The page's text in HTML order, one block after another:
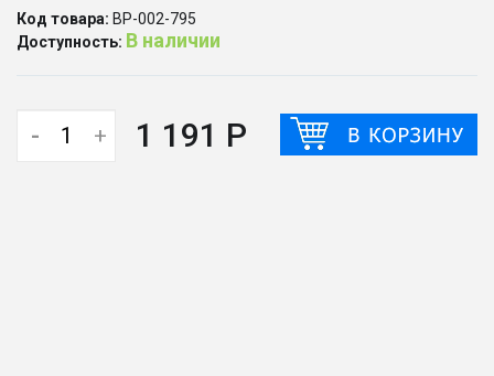
Код товара: ВР-002-795
Доступность: В наличии
- + 1 191 Р